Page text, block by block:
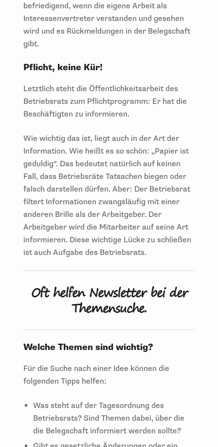
befriedigend, wenn die eigene Arbeit als
Interessenvertreter verstanden und gesehen
wird und es Rückmeldungen in der Belegschaft
gibt.
Pflicht, keine Kür!
Letztlich steht die Öffentlichkeitsarbeit des
Betriebsrats zum Pflichtprogramm: Er hat die
Beschäftigten zu informieren.
Wie wichtig das ist, liegt auch in der Art der
Information. Wie heißt es so schön: „Papier ist
geduldig“. Das bedeutet natürlich auf keinen
Fall, dass Betriebsräte Tatsachen biegen oder
falsch darstellen dürfen. Aber: Der Betriebsrat
filtert Informationen zwangsläufig mit einer
anderen Brille als der Arbeitgeber. Der
Arbeitgeber wird die Mitarbeiter auf seine Art
informieren. Diese wichtige Lücke zu schließen
ist auch Aufgabe des Betriebsrats.
Oft helfen Newsletter bei der
Themensuche.
Welche Themen sind wichtig?
Für die Suche nach einer Idee können die
folgenden Tipps helfen:
Was steht auf der Tagesordnung des
Betriebsrats? Sind Themen dabei, über die
die Belegschaft informiert werden sollte?